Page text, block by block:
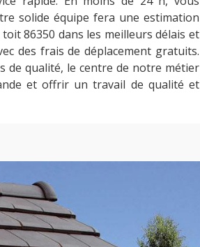
solide équipe fera une estimation
86350 dans les meilleurs délais et
des frais de déplacement gratuits.
de qualité, le centre de notre métier
et offrir un travail de qualité et